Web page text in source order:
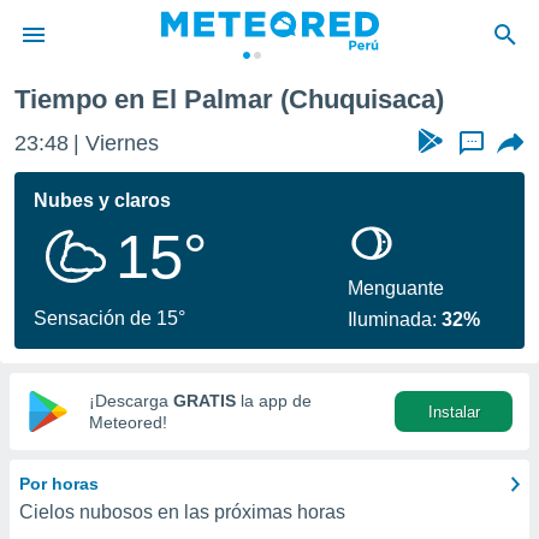
de
ha sido
calidad.
a este
las
y
digital
basada
Tiempo en El Palmar (Chuquisaca)
23:48 Viernes ...
Nubes y claros
15°
Sensación de 15°
Menguante
Iluminada:32%
¡Descarga GRATIS la app de
Meteored!
Instalar
Por horas
Cielos nubosos en las próximas horas